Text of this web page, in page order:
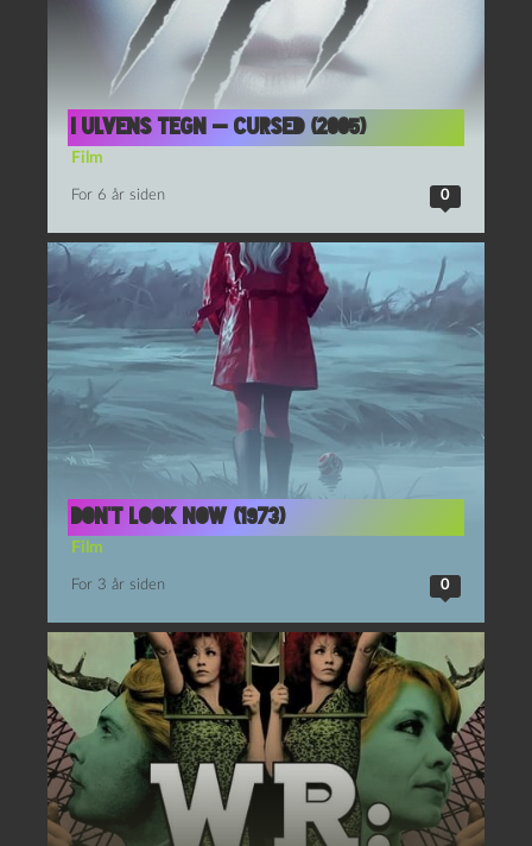
I ulvens tegn — Cursed (2005)
Film
For 6 år siden 0
Don’t look now (1973)
Film
For 3 år siden 0